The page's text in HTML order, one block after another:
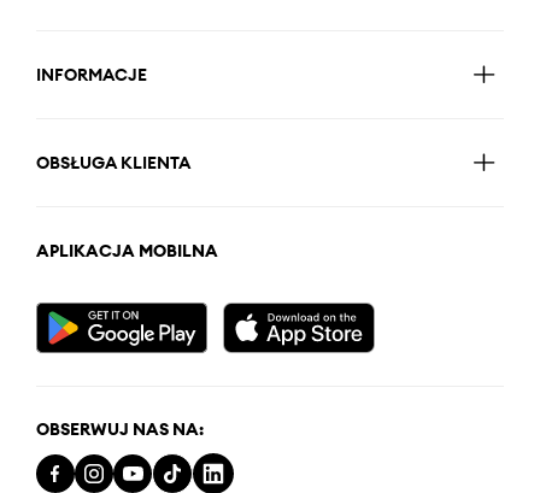
INFORMACJE
OBSŁUGA KLIENTA
APLIKACJA MOBILNA
OBSERWUJ NAS NA: